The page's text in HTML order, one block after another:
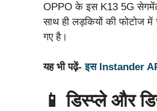
OPPO के इस K13 5G
साथ ही लड़कियों की फोटोज
गए है।
यह भी पढ़ें-इस Instander
📱 डिस्प्ले और